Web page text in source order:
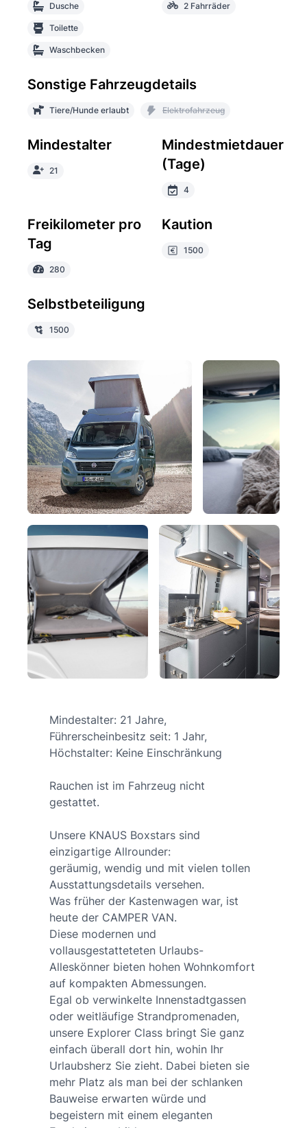
Dusche
Toilette
Waschbecken
2 Fahrräder
Sonstige Fahrzeugdetails
Tiere/Hunde erlaubt Elektrofahrzeug
Mindestalter
21
Mindestmietdauer
(Tage)
4
Freikilometer pro
Tag
280
Kaution
1500
Selbstbeteiligung
1500
Mindestalter: 21 Jahre,
Führerscheinbesitz seit: 1 Jahr,
Höchstalter: Keine Einschränkung
Rauchen ist im Fahrzeug nicht
gestattet.
Unsere KNAUS Boxstars sind
einzigartige Allrounder:
geräumig, wendig und mit vielen tollen
Ausstattungsdetails versehen.
Was früher der Kastenwagen war, ist
heute der CAMPER VAN.
Diese modernen und
vollausgestatteteten Urlaubs-
Alleskönner bieten hohen Wohnkomfort
auf kompakten Abmessungen.
Egal ob verwinkelte Innenstadtgassen
oder weitläufige Strandpromenaden,
unsere Explorer Class bringt Sie ganz
einfach überall dort hin, wohin Ihr
Urlaubsherz Sie zieht. Dabei bieten sie
mehr Platz als man bei der schlanken
Bauweise erwarten würde und
begeistern mit einem eleganten